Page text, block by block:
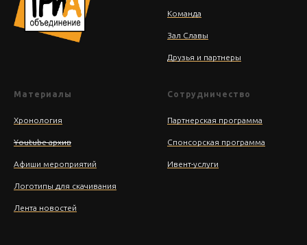
Команда
Зал Славы
Друзья и партнеры
Материалы
Хронология
Youtube архив
Афиши мероприятий
Логотипы для скачивания
Лента новостей
Сотрудничество
Партнерская программа
Спонсорская программа
Ивент-услуги